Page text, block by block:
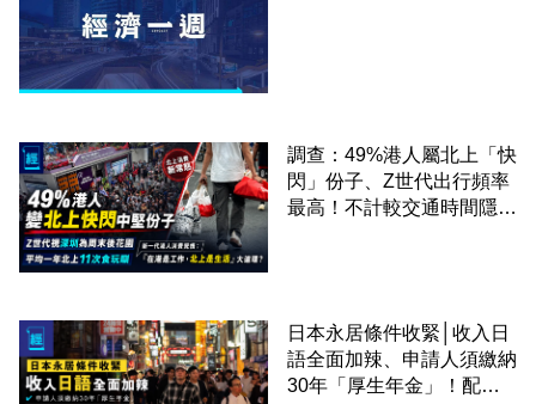
調查：49%港人屬北上「快
閃」份子、Z世代出行頻率
最高！不計較交通時間隱形
日本永居條件收緊│收入日
語全面加辣、申請人須繳納
30年「厚生年金」！配偶